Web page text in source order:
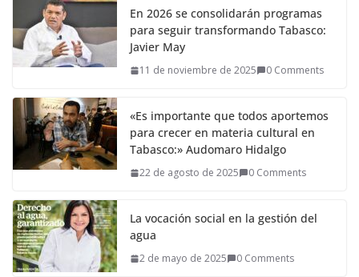
En 2026 se consolidarán programas
para seguir transformando Tabasco:
Javier May
11 de noviembre de 2025 0 Comments
«Es importante que todos aportemos
para crecer en materia cultural en
Tabasco:» Audomaro Hidalgo
22 de agosto de 2025 0 Comments
La vocación social en la gestión del
agua
2 de mayo de 2025 0 Comments